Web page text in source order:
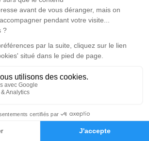
Hommages
2020 à 15h30
de Villeneuve-sur-Yonne
sur-Yonne